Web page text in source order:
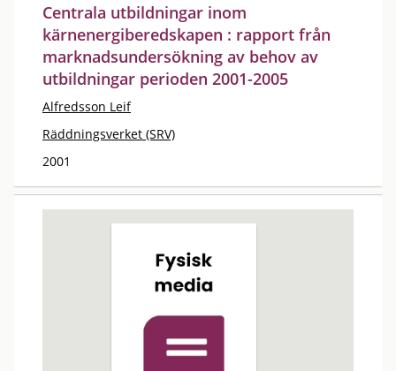
Centrala utbildningar inom
kärnenergiberedskapen : rapport från
marknadsundersökning av behov av
utbildningar perioden 2001-2005
Alfredsson Leif
Räddningsverket (SRV)
2001